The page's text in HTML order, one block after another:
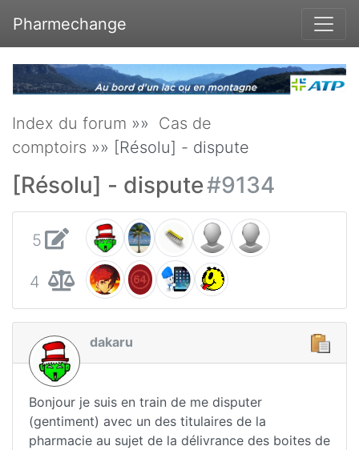
Pharmechange
Index du forum »» Cas de
comptoirs »» [Résolu] - dispute
[Résolu] - dispute#9134
5
4
dakaru
Bonjour je suis en train de me disputer
(gentiment) avec un des titulaires de la
pharmacie au sujet de la délivrance des boites de